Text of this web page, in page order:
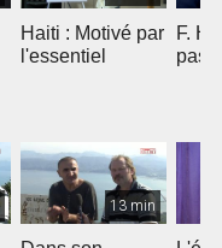
Haiti : Motivé par
l'essentiel
F.
pas
13 min